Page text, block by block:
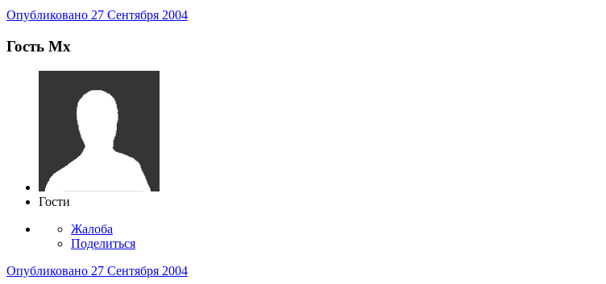
Опубликовано 27 Сентября 2004
Гость Mx
Гости
Жалоба
Поделиться
Опубликовано 27 Сентября 2004